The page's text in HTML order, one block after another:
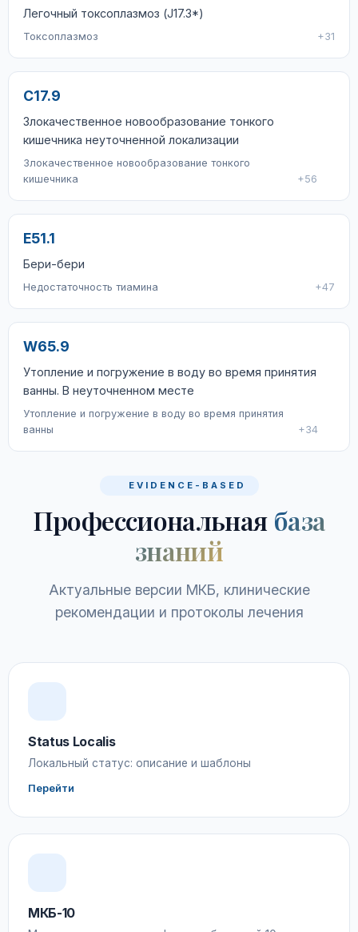
Легочный токсоплазмоз (J17.3*)
Токсоплазмоз +31
C17.9
Злокачественное новообразование тонкого
кишечника неуточненной локализации
Злокачественное новообразование тонкого
кишечника
+56
E51.1
Бери-бери
Недостаточность тиамина +47
W65.9
Утопление и погружение в воду во время принятия
ванны. В неуточненном месте
Утопление и погружение в воду во время принятия
ванны
+34
EVIDENCE-BASED
Профессиональная база
знаний
Актуальные версии МКБ, клинические
рекомендации и протоколы лечения
Status Localis
Локальный статус: описание и шаблоны
Перейти
МКБ-10